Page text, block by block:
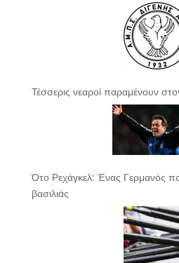
Τέσσερις νεαροί παραμένουν
Ότο Ρεχάγκελ: Ένας Γερμανός
βασιλιάς